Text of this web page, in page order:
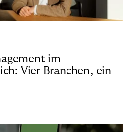
im
Vier Branchen, ein